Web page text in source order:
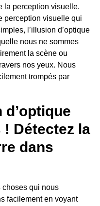
la perception visuelle.
perception visuelle qui
l’illusion d’optique
nous ne sommes
la scène ou
nos yeux. Nous
trompés par
d’optique
! Détectez la
dans
choses qui nous
facilement en voyant